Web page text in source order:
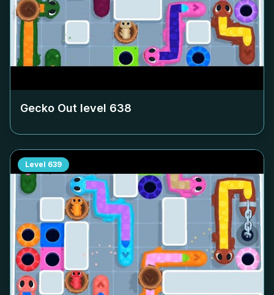
Gecko Out level 638
Level 639